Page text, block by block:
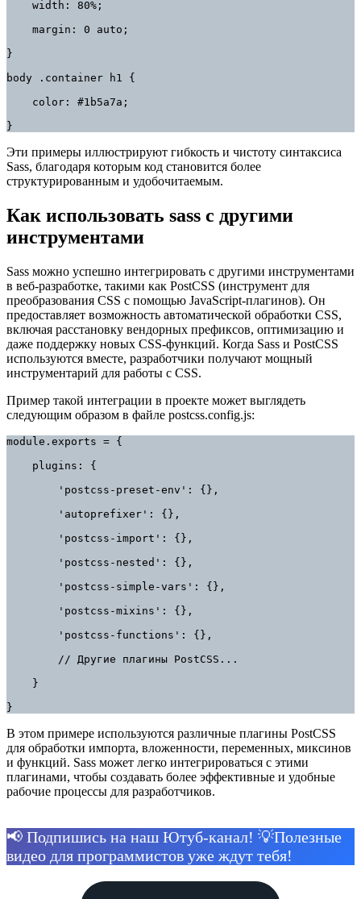
width: 80%;
margin: 0 auto;
}
body .container h1 {
color: #1b5a7a;
}
Эти примеры иллюстрируют гибкость и чистоту синтаксиса
Sass, благодаря которым код становится более
структурированным и удобочитаемым.
Как использовать sass с другими
инструментами
Sass можно успешно интегрировать с другими инструментами
в веб-разработке, такими как PostCSS (инструмент для
преобразования CSS с помощью JavaScript-плагинов). Он
предоставляет возможность автоматической обработки CSS,
включая расстановку вендорных префиксов, оптимизацию и
даже поддержку новых CSS-функций. Когда Sass и PostCSS
используются вместе, разработчики получают мощный
инструментарий для работы с CSS.
Пример такой интеграции в проекте может выглядеть
следующим образом в файле postcss.config.js:
module.exports = {
plugins: {
'postcss-preset-env': {},
'autoprefixer': {},
'postcss-import': {},
'postcss-nested': {},
'postcss-simple-vars': {},
'postcss-mixins': {},
'postcss-functions': {},
// Другие плагины PostCSS...
}
}
В этом примере используются различные плагины PostCSS
для обработки импорта, вложенности, переменных, миксинов
и функций. Sass может легко интегрироваться с этими
плагинами, чтобы создавать более эффективные и удобные
рабочие процессы для разработчиков.
📢 Подпишись на наш Ютуб-канал! 💡Полезные
видео для программистов уже ждут тебя!